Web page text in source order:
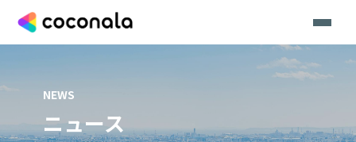
NEWS
ニュース